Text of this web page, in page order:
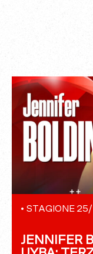
• STAGIONE
JENNIFER